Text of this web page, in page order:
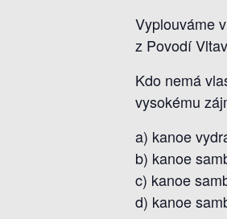
Vyplouváme
z Povodí
Kdo nemá
vysokému
a) kanoe
b) kanoe
c) kanoe
d) kanoe